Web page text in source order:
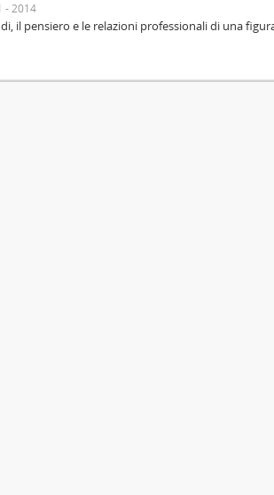
- 2014
il pensiero e le relazioni professionali di una